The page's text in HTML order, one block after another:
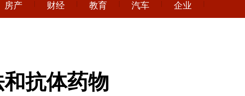
房产 财经 教育 汽车 企业
抗体药物